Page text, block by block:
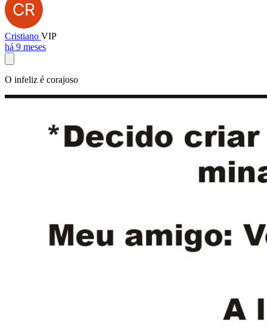
Cristiano VIP
há 9 meses
O infeliz é corajoso